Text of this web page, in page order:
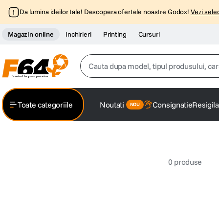
Da lumina ideilor tale! Descopera ofertele noastre Godox! Vezi
Magazin online Inchirieri Printing Cursuri
Cauta dupa model, tipul produsului,
Toate categoriile Noutati Consignatie
0 produse